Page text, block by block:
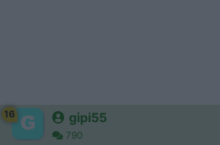
16 gipi55
790